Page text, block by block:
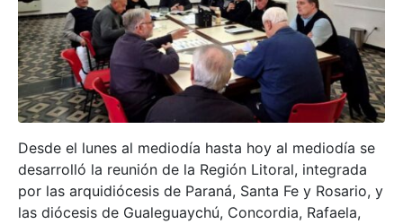
Desde el lunes al mediodía hasta hoy al mediodía se
desarrolló la reunión de la Región Litoral, integrada
por las arquidiócesis de Paraná, Santa Fe y Rosario, y
las diócesis de Gualeguaychú, Concordia, Rafaela,